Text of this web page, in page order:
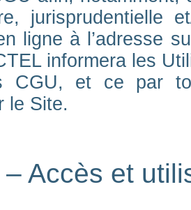
jurisprudentielle
ligne à l’adresse
informera les
CGU, et ce par
le Site.
Accès et